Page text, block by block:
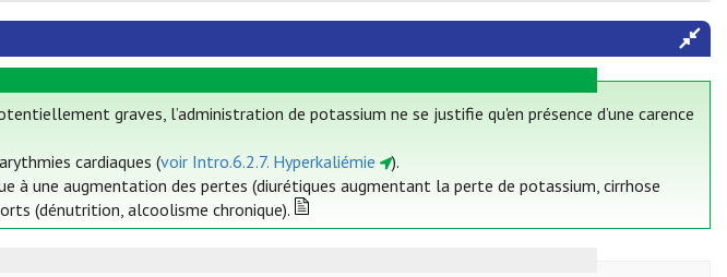
graves, l’administration de potassium ne se justifie qu'en présence d’une carence
cardiaques (voir Intro.6.2.7. Hyperkaliémie
).
à une augmentation des pertes (diurétiques augmentant la perte de potassium, cirrhose
(dénutrition, alcoolisme chronique).